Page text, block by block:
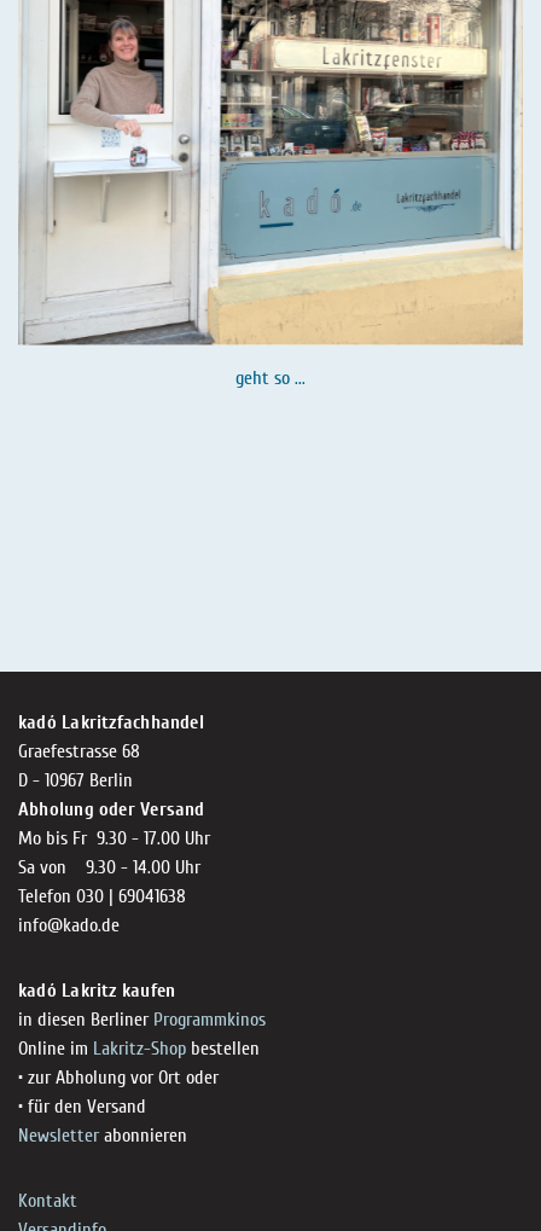
geht so ...
kadó Lakritzfachhandel
Graefestrasse 68
D - 10967 Berlin
Abholung oder Versand
Mo bis Fr 9.30 - 17.00 Uhr
Sa von 9.30 - 14.00 Uhr
Telefon 030 | 69041638
info@kado.de
kadó Lakritz kaufen
in diesen Berliner Programmkinos
Online im Lakritz-Shop bestellen
• zur Abholung vor Ort oder
• für den Versand
Newsletterabonnieren
Kontakt